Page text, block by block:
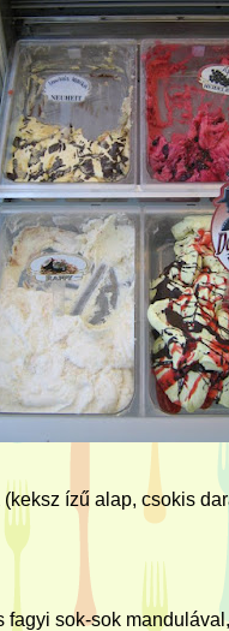
ízű alap, csokis
fagyi sok-sok